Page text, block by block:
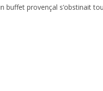
provençal s’obstinait